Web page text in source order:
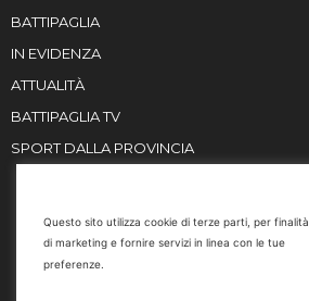
BATTIPAGLIA
IN EVIDENZA
ATTUALITÀ
BATTIPAGLIA TV
SPORT DALLA PROVINCIA
Email
Questo sito utilizza cookie di terze parti, per finalità
di marketing e fornire servizi in linea con le tue
preferenze.